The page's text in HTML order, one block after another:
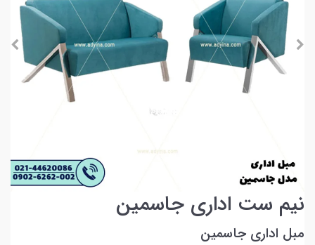
نیم ست اداری جاسمین
مبل اداری جاسمین